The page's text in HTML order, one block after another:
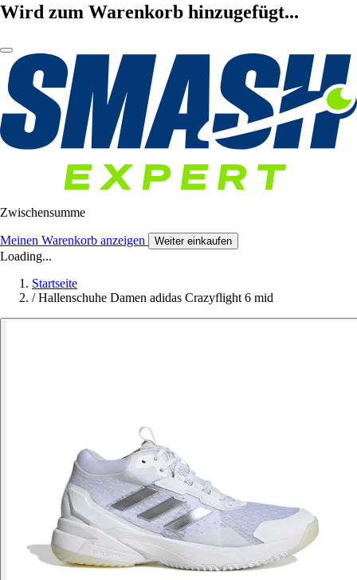
Wird zum Warenkorb hinzugefügt...
Zwischensumme
Meinen Warenkorb anzeigen Weiter einkaufen
Loading...
Startseite
/ Hallenschuhe Damen adidas Crazyflight 6 mid